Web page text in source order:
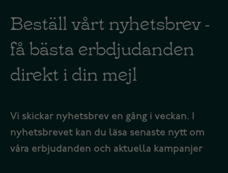
Beställ vårt nyhetsbrev -
få bästa erbdjudanden
direkt i din mejl
Vi skickar nyhetsbrev en gång i veckan. I
nyhetsbrevet kan du läsa senaste nytt om
våra erbjudanden och aktuella kampanjer